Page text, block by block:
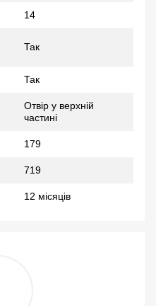
14
Так
Так
Отвір у верхній
частині
179
719
12 місяців